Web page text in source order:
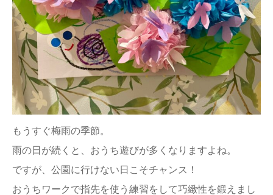
もうすぐ梅雨の季節。
雨の日が続くと、おうち遊びが多くなりますよね。
ですが、公園に行けない日こそチャンス！
おうちワークで指先を使う練習をして巧緻性を鍛えまし
特集
ままてぃ編集部